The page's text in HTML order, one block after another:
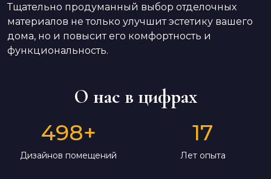
Тщательно продуманный выбор отделочных
материалов не только улучшит эстетику вашего
дома, но и повысит его комфортность и
функциональность.
О нас в цифрах
498+
Дизайнов помещений
17
Лет опыта